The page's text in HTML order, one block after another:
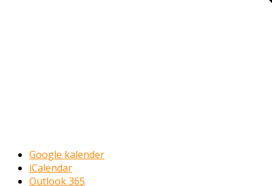
Google kalender
iCalendar
Outlook 365